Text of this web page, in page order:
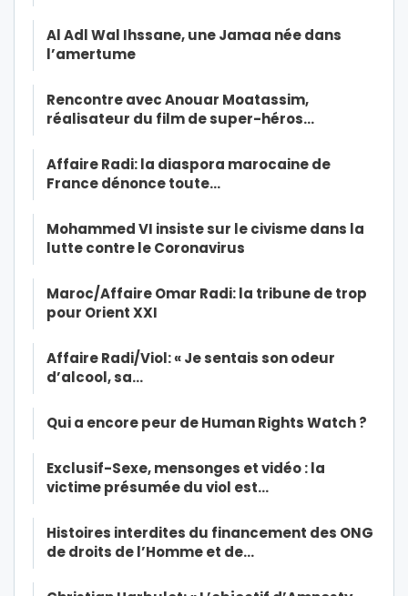
Al Adl Wal Ihssane, une Jamaa née dans
l’amertume
Rencontre avec Anouar Moatassim,
réalisateur du film de super-héros…
Affaire Radi: la diaspora marocaine de
France dénonce toute…
Mohammed VI insiste sur le civisme dans la
lutte contre le Coronavirus
Maroc/Affaire Omar Radi: la tribune de trop
pour Orient XXI
Affaire Radi/Viol: « Je sentais son odeur
d’alcool, sa…
Qui a encore peur de Human Rights Watch ?
Exclusif-Sexe, mensonges et vidéo : la
victime présumée du viol est…
Histoires interdites du financement des ONG
de droits de l’Homme et de…